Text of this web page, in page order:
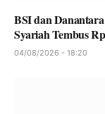
BSI dan
Syariah Tembus
04/08/2026 - 18:20